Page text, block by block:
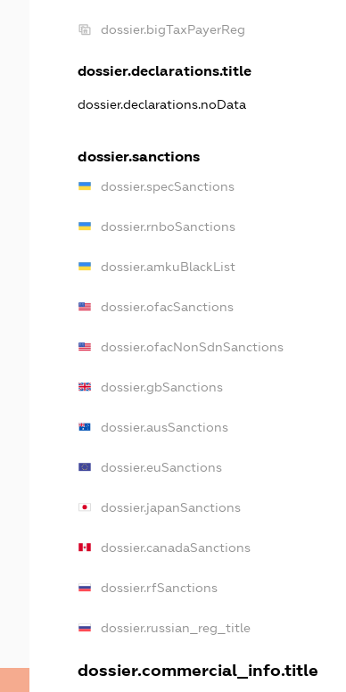
dossier.bigTaxPayerReg
dossier.declarations.title
dossier.declarations.noData
dossier.sanctions
dossier.specSanctions
dossier.rnboSanctions
dossier.amkuBlackList
dossier.ofacSanctions
dossier.ofacNonSdnSanctions
dossier.gbSanctions
dossier.ausSanctions
dossier.euSanctions
dossier.japanSanctions
dossier.canadaSanctions
dossier.rfSanctions
dossier.russian_reg_title
dossier.commercial_info.title